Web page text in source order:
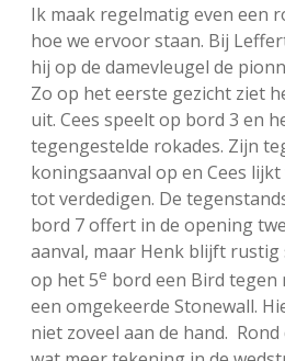
Ik maak regelmatig even een
hoe we ervoor staan. Bij
hij op de damevleugel de
Zo op het eerste gezicht ziet
uit. Cees speelt op bord 3 en
tegengestelde rokades. Zijn
koningsaanval op en Cees
tot verdedigen. De
bord 7 offert in de opening
aanval, maar Henk blijft
op het 5e bord een Bird tegen
een omgekeerde Stonewall.
niet zoveel aan de hand.